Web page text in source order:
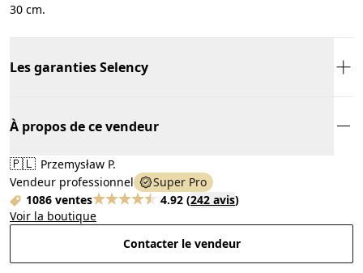
30 cm.
Les garanties Selency
À propos de ce vendeur
🇵🇱 Przemysław P.
Vendeur professionnel
Super Pro
1086 ventes
4.92 (242 avis)
Voir la boutique
Contacter le vendeur